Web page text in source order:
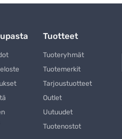
Tuotteet
Tuoteryhmät
Tuotemerkit
Tarjoustuotteet
Outlet
Uutuudet
Tuotenostot